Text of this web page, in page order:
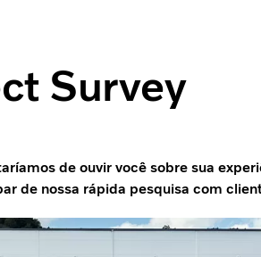
Survey
de ouvir você sobre sua
de nossa rápida pesquisa com